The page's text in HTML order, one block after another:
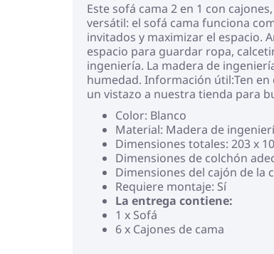
Este sofá cama 2 en 1 con
versátil: el sofá cama funciona
invitados y maximizar el espacio.
espacio para guardar ropa,
ingeniería. La madera de
humedad. Información útil:Ten
un vistazo a nuestra tienda para
Color: Blanco
Material: Madera de
Dimensiones totales: 203 x
Dimensiones de colchón
Dimensiones del cajón de la
Requiere montaje: Sí
La entrega contiene:
1 x Sofá
6 x Cajones de cama